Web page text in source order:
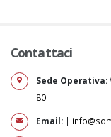
Contattaci
Sede Operativa:
80
Email: |